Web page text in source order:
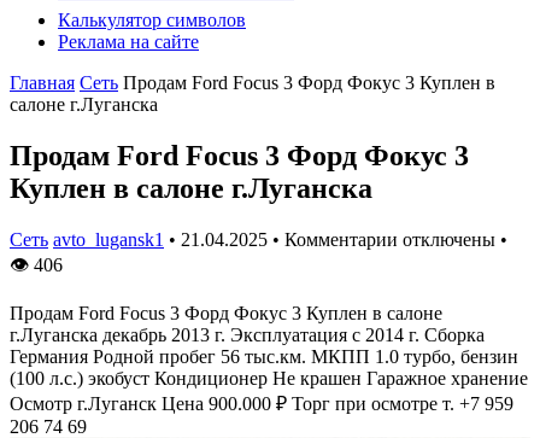
Калькулятор символов
Реклама на сайте
Главная Сеть Продам Ford Focus 3 Форд Фокус 3 Куплен в
салоне г.Луганска
Продам Ford Focus 3 Форд Фокус 3
Куплен в салоне г.Луганска
Сеть avto_lugansk1 • 21.04.2025 • Комментарии отключены •
👁 406
Продам Ford Focus 3 Форд Фокус 3 Куплен в салоне
г.Луганска декабрь 2013 г. Эксплуатация с 2014 г. Сборка
Германия Родной пробег 56 тыс.км. МКПП 1.0 турбо, бензин
(100 л.с.) экобуст Кондиционер Не крашен Гаражное хранение
Осмотр г.Луганск Цена 900.000 ₽ Торг при осмотре т. +7 959
206 74 69